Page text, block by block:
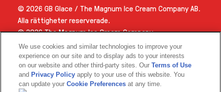
© 2026 GB Glace / The Magnum Ice Cream Company AB.
Alla rättigheter reserverade.
© 2026 The Magnum Ice Cream Company.
We use cookies and similar technologies to improve your
experience on our site and to display ads to your interests
on our website and other third-party sites. OurTerms of Use
and Privacy Policy apply to your use of this website. You
can update yourCookie Preferences at any time.